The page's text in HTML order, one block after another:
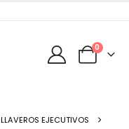
0
LLAVEROS EJECUTIVOS